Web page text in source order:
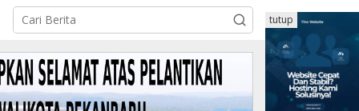
tutup